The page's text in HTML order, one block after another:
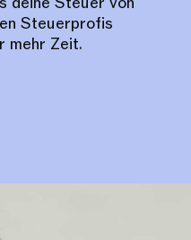
Steuerprofis
mehr Zeit.